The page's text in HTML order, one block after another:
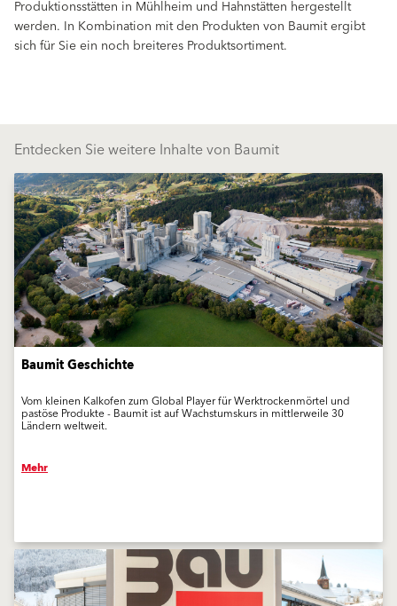
Produktionsstätten in Mühlheim und Hahnstätten hergestellt
werden. In Kombination mit den Produkten von Baumit ergibt
sich für Sie ein noch breiteres Produktsortiment.
Entdecken Sie weitere Inhalte von Baumit
Baumit Geschichte
Vom kleinen Kalkofen zum Global Player für Werktrockenmörtel und
pastöse Produkte - Baumit ist auf Wachstumskurs in mittlerweile 30
Ländern weltweit.
Mehr